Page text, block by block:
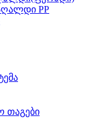
PP
თაგები